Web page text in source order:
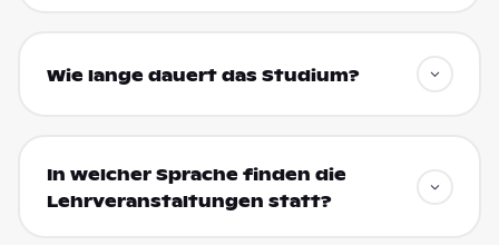
Wie lange dauert das Studium?
In welcher Sprache finden die
Lehrveranstaltungen statt?